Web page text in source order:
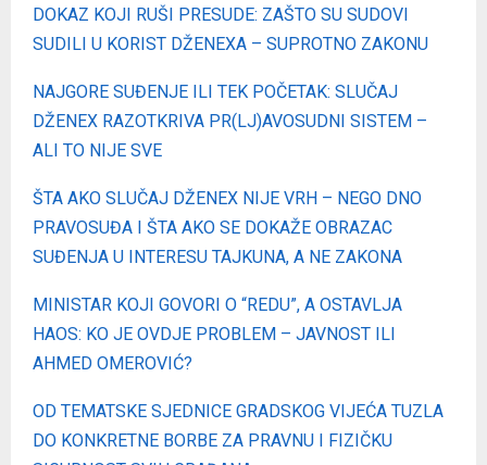
DOKAZ KOJI RUŠI PRESUDE: ZAŠTO SU SUDOVI
SUDILI U KORIST DŽENEXA – SUPROTNO ZAKONU
NAJGORE SUĐENJE ILI TEK POČETAK: SLUČAJ
DŽENEX RAZOTKRIVA PR(LJ)AVOSUDNI SISTEM –
ALI TO NIJE SVE
ŠTA AKO SLUČAJ DŽENEX NIJE VRH – NEGO DNO
PRAVOSUĐA I ŠTA AKO SE DOKAŽE OBRAZAC
SUĐENJA U INTERESU TAJKUNA, A NE ZAKONA
MINISTAR KOJI GOVORI O “REDU”, A OSTAVLJA
HAOS: KO JE OVDJE PROBLEM – JAVNOST ILI
AHMED OMEROVIĆ?
OD TEMATSKE SJEDNICE GRADSKOG VIJEĆA TUZLA
DO KONKRETNE BORBE ZA PRAVNU I FIZIČKU